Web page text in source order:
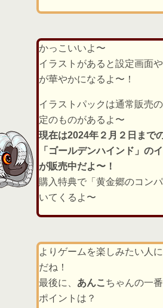
かっこいいよ〜
イラストがあると設定画面
が華やかになるよ〜！
イラストパックは通常販売
定のものがあるよ〜
現在は2024年２月２日まで
「ゴールデンハインド」の
が販売中だよ〜！
購入特典で「黄金郷のコン
いてくるよ〜
よりゲームを楽しみたい人
だね！
最後に、 あんこ ちゃんの一
ポイントは？